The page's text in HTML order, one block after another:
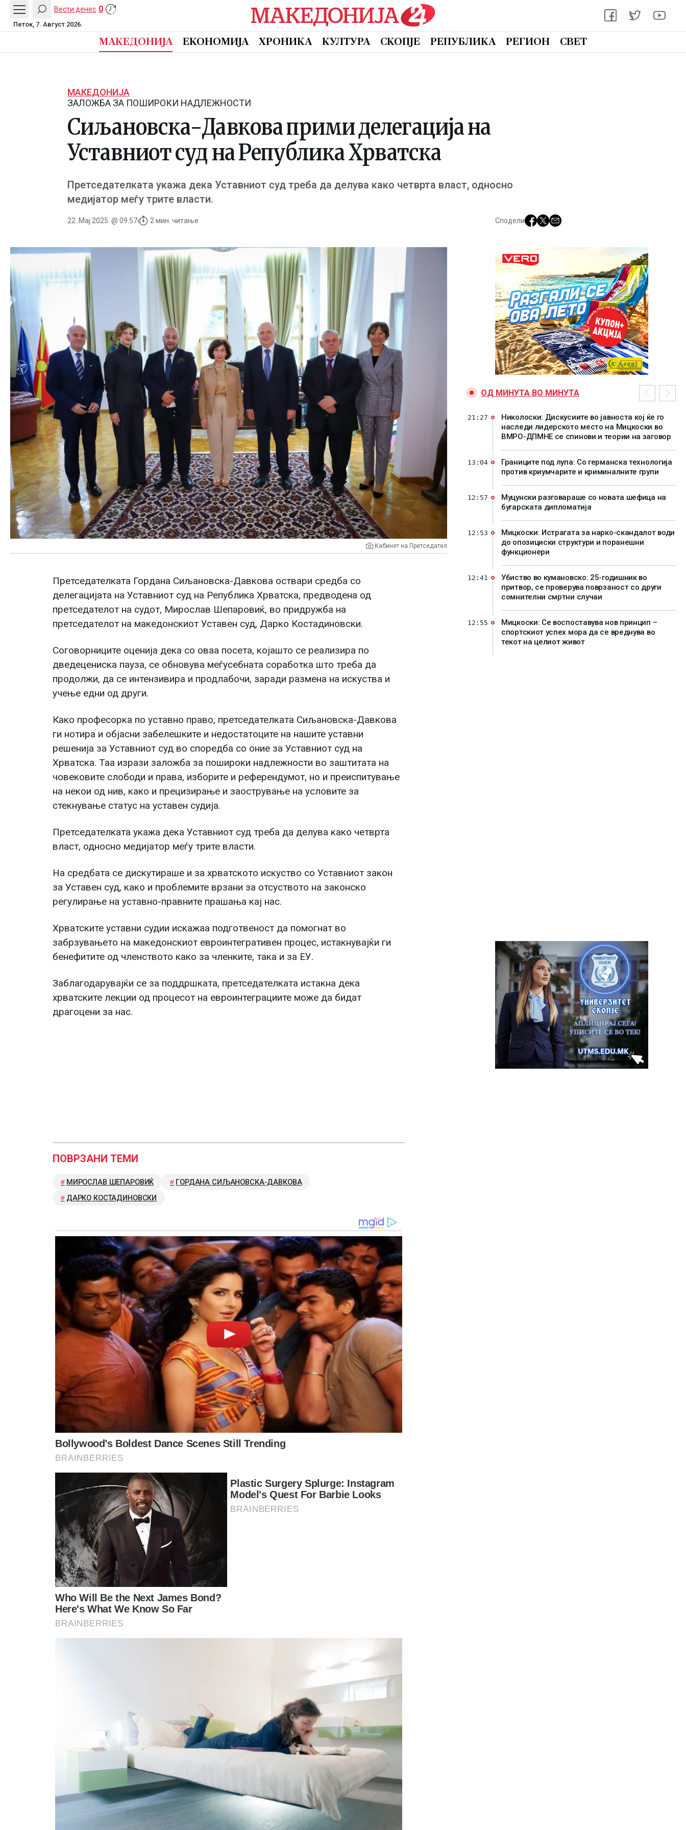
Вести денес 0
Петок, 7. Август 2026.
МАКЕДОНИЈА ЕКОНОМИЈА ХРОНИКА КУЛТУРА СКОПЈЕ РЕПУБЛИКА РЕГИОН СВЕТ
МАКЕДОНИЈА
ЗАЛОЖБА ЗА ПОШИРОКИ НАДЛЕЖНОСТИ
Сиљановска-Давкова прими делегација на
Уставниот суд на Република Хрватска
Претседателката укажа дека Уставниот суд треба да делува како четврта власт, односно
медијатор меѓу трите власти.
22. Мај 2025. @ 09:57 2 мин. читање Сподели
Кабинет на Претседател
Претседателката Гордана Сиљановска-Давкова оствари средба со
делегацијата на Уставниот суд на Република Хрватска, предводена од
претседателот на судот, Мирослав Шепаровиќ, во придружба на
претседателот на македонскиот Уставен суд, Дарко Костадиновски.
Соговорниците оценија дека со оваа посета, којашто се реализира по
дведецениска пауза, се обновува меѓусебната соработка што треба да
продолжи, да се интензивира и продлабочи, заради размена на искуства и
учење едни од други.
Како професорка по уставно право, претседателката Сиљановска-Давкова
ги нотира и објасни забелешките и недостатоците на нашите уставни
решенија за Уставниот суд во споредба со оние за Уставниот суд на
Хрватска. Таа изрази заложба за пошироки надлежности во заштитата на
човековите слободи и права, изборите и референдумот, но и преиспитување
на некои од нив, како и прецизирање и заострување на условите за
стекнување статус на уставен судија.
Претседателката укажа дека Уставниот суд треба да делува како четврта
власт, односно медијатор меѓу трите власти.
На средбата се дискутираше и за хрватското искуство со Уставниот закон
за Уставен суд, како и проблемите врзани за отсуството на законско
регулирање на уставно-правните прашања кај нас.
Хрватските уставни судии искажаа подготвеност да помогнат во
забрзувањето на македонскиот евроинтегративен процес, истакнувајќи ги
бенефитите од членството како за членките, така и за ЕУ.
Заблагодарувајќи се за поддршката, претседателката истакна дека
хрватските лекции од процесот на евроинтеграциите може да бидат
драгоцени за нас.
ПОВРЗАНИ ТЕМИ
МИРОСЛАВ ШЕПАРОВИЌ
ГОРДАНА СИЉАНОВСКА-ДАВКОВА
ДАРКО КОСТАДИНОВСКИ
ОД МИНУТА ВО МИНУТА
Николоски: Дискусиите во јавноста кој ќе го
наследи лидерското место на Мицкоски во
ВМРО-ДПМНЕ се спинови и теории на заговор
21:27
Границите под лупа: Со германска технологија
против криумчарите и криминалните групи
13:04
Муцунски разговараше со новата шефица на
бугарската дипломатија
12:57
Мицкоски: Истрагата за нарко-скандалот води
до опозициски структури и поранешни
функционери
12:53
Убиство во кумановско: 25-годишник во
притвор, се проверува поврзаност со други
сомнителни смртни случаи
12:41
Мицкоски: Се воспоставува нов принцип –
спортскиот успех мора да се вреднува во
текот на целиот живот
12:55